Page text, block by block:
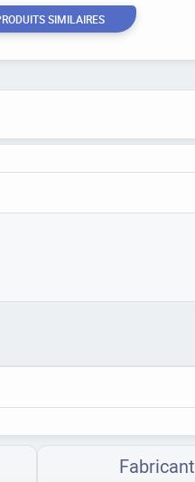
SIMILAIRES
Fabricant